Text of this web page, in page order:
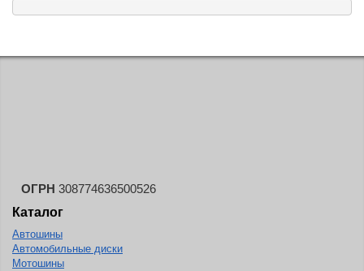
ОГРН 308774636500526
Каталог
Автошины
Автомобильные диски
Мотошины